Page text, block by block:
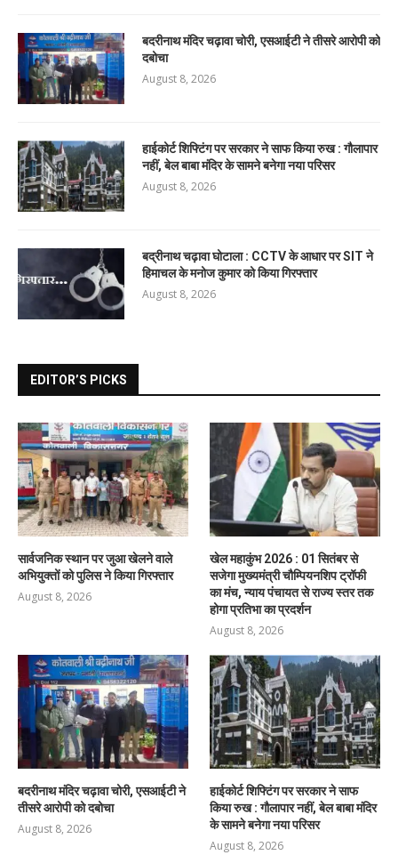
बदरीनाथ मंदिर चढ़ावा चोरी, एसआईटी ने तीसरे आरोपी को
दबोचा
August 8, 2026
हाईकोर्ट शिफ्टिंग पर सरकार ने साफ किया रुख : गौलापार
नहीं, बेल बाबा मंदिर के सामने बनेगा नया परिसर
August 8, 2026
बद्रीनाथ चढ़ावा घोटाला : CCTV के आधार पर SIT ने
हिमाचल के मनोज कुमार को किया गिरफ्तार
August 8, 2026
EDITOR’S PICKS
सार्वजनिक स्थान पर जुआ खेलने वाले
अभियुक्तों को पुलिस ने किया गिरफ्तार
August 8, 2026
खेल महाकुंभ 2026 : 01 सितंबर से
सजेगा मुख्यमंत्री चौम्पियनशिप ट्रॉफी
का मंच, न्याय पंचायत से राज्य स्तर तक
होगा प्रतिभा का प्रदर्शन
August 8, 2026
बदरीनाथ मंदिर चढ़ावा चोरी, एसआईटी ने
तीसरे आरोपी को दबोचा
August 8, 2026
हाईकोर्ट शिफ्टिंग पर सरकार ने साफ
किया रुख : गौलापार नहीं, बेल बाबा मंदिर
के सामने बनेगा नया परिसर
August 8, 2026